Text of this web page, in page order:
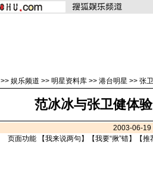
>> 娱乐频道 >> 明星资料库 >> 港台明星 >> 张
范冰冰与张卫健体
2003-06-
页面功能 【我来说两句 】【我要“揪”错】【推